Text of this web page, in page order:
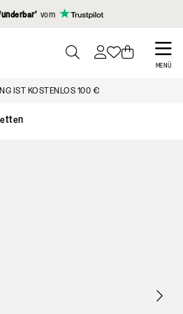
zur Barrierefreiheit
vom
MENÜ
TO
IST KOSTENLOS 100 €